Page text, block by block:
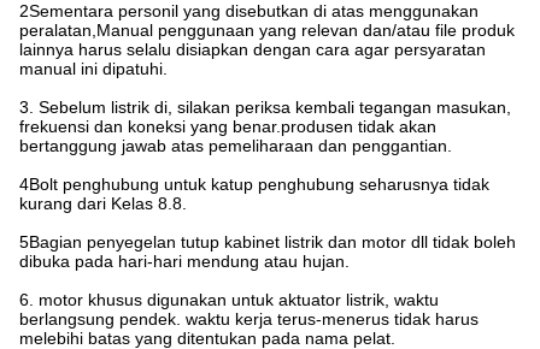
2Sementara personil yang disebutkan di atas menggunakan
peralatan,Manual penggunaan yang relevan dan/atau file produk
lainnya harus selalu disiapkan dengan cara agar persyaratan
manual ini dipatuhi.
3. Sebelum listrik di, silakan periksa kembali tegangan masukan,
frekuensi dan koneksi yang benar.produsen tidak akan
bertanggung jawab atas pemeliharaan dan penggantian.
4Bolt penghubung untuk katup penghubung seharusnya tidak
kurang dari Kelas 8.8.
5Bagian penyegelan tutup kabinet listrik dan motor dll tidak boleh
dibuka pada hari-hari mendung atau hujan.
6. motor khusus digunakan untuk aktuator listrik, waktu
berlangsung pendek. waktu kerja terus-menerus tidak harus
melebihi batas yang ditentukan pada nama pelat.